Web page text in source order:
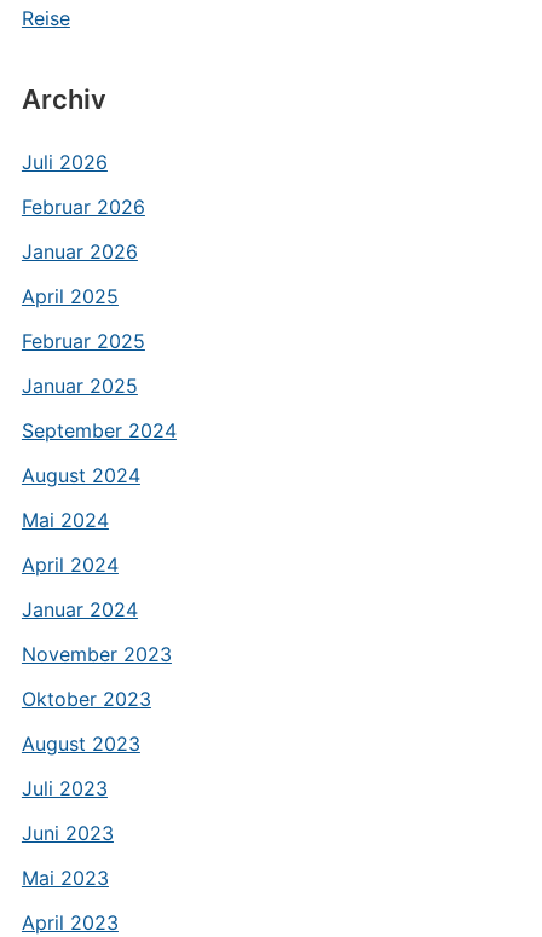
Reise
Archiv
Juli 2026
Februar 2026
Januar 2026
April 2025
Februar 2025
Januar 2025
September 2024
August 2024
Mai 2024
April 2024
Januar 2024
November 2023
Oktober 2023
August 2023
Juli 2023
Juni 2023
Mai 2023
April 2023